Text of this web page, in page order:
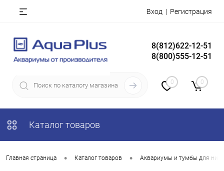
Вход Регистрация
8(812)622-12-51
8(800)555-12-51
0 0
Каталог товаров
Главная страница • Каталог товаров • Аквариумы и тумбы для них